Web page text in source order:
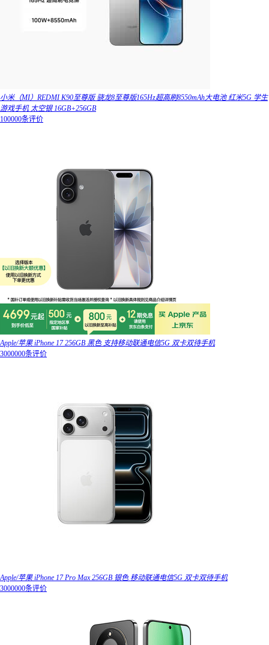
小米（MI）REDMI K90至尊版 骁龙8至尊版165Hz超高刷8550mAh大电池 红米5G 学生
游戏手机 太空银 16GB+256GB
100000条评价
Apple/苹果 iPhone 17 256GB 黑色 支持移动联通电信5G 双卡双待手机
3000000条评价
Apple/苹果 iPhone 17 Pro Max 256GB 银色 移动联通电信5G 双卡双待手机
3000000条评价